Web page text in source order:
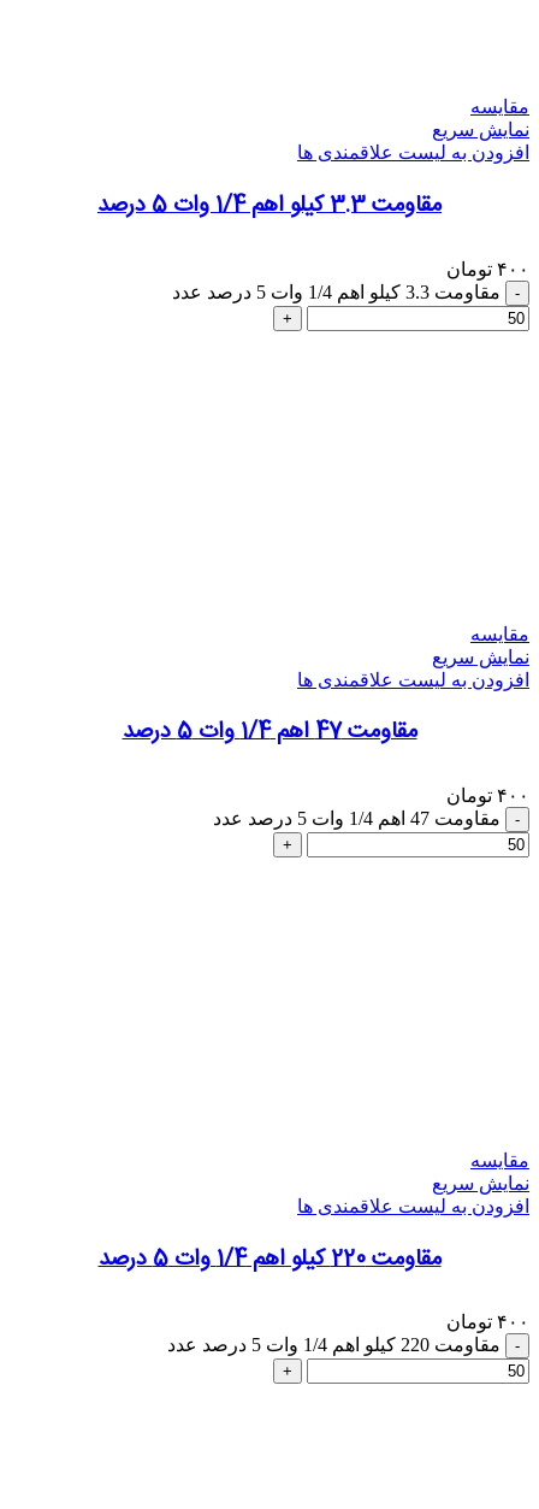
مقایسه
نمایش سریع
افزودن به لیست علاقمندی ها
مقاومت 3.3 کیلو اهم 1/4 وات 5 درصد
۴۰۰ تومان
مقاومت 3.3 کیلو اهم 1/4 وات 5 درصد عدد
مقایسه
نمایش سریع
افزودن به لیست علاقمندی ها
مقاومت 47 اهم 1/4 وات 5 درصد
۴۰۰ تومان
مقاومت 47 اهم 1/4 وات 5 درصد عدد
مقایسه
نمایش سریع
افزودن به لیست علاقمندی ها
مقاومت 220 کیلو اهم 1/4 وات 5 درصد
۴۰۰ تومان
مقاومت 220 کیلو اهم 1/4 وات 5 درصد عدد